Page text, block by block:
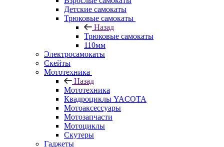
Детские самокаты
Трюковые самокаты
Назад
Трюковые самокаты
110мм
Электросамокаты
Скейты
Мототехника
Назад
Мототехника
Квадроциклы YACOTA
Мотоаксессуары
Мотозапчасти
Мотоциклы
Скутеры
Гаджеты